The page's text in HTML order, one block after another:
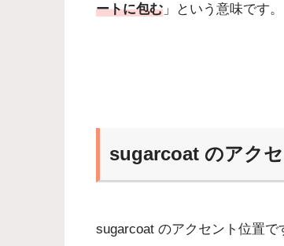
ートに包む 」という意味です。
sugarcoat のアク
sugarcoat のアクセント位置で